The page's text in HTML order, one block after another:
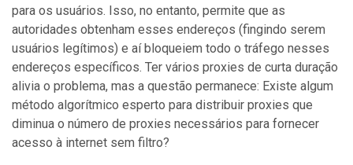
para os usuários. Isso, no entanto, permite que as
autoridades obtenham esses endereços (fingindo serem
usuários legítimos) e aí bloqueiem todo o tráfego nesses
endereços específicos. Ter vários proxies de curta duração
alivia o problema, mas a questão permanece: Existe algum
método algorítmico esperto para distribuir proxies que
diminua o número de proxies necessários para fornecer
acesso à internet sem filtro?